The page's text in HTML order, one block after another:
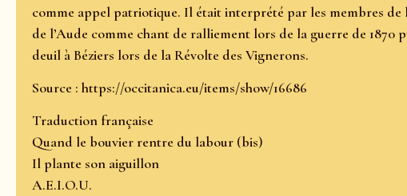
comme appel patriotique. Il était interprété par les membres de
de l’Aude comme chant de ralliement lors de la guerre de 1870
deuil à Béziers lors de la Révolte des Vignerons.
Source : https://occitanica.eu/items/show/16686
Traduction française
Quand le bouvier rentre du labour (bis)
Il plante son aiguillon
A.E.I.O.U.